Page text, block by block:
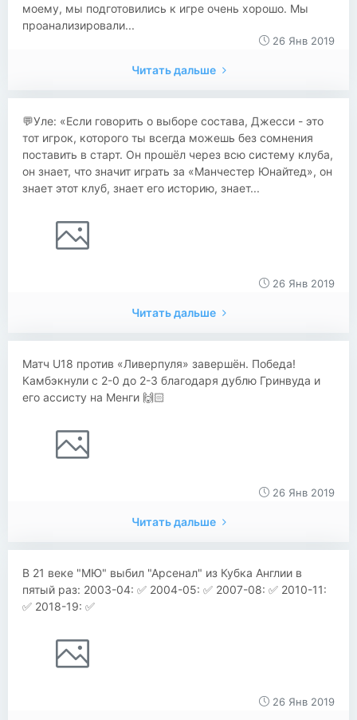
моему, мы подготовились к игре очень хорошо. Мы
проанализировали...
26 Янв 2019
Читать дальше
💬Уле: «Если говорить о выборе состава, Джесси - это
тот игрок, которого ты всегда можешь без сомнения
поставить в старт. Он прошёл через всю систему клуба,
он знает, что значит играть за «Манчестер Юнайтед», он
знает этот клуб, знает его историю, знает...
26 Янв 2019
Читать дальше
Матч U18 против «Ливерпуля» завершён. Победа!
Камбэкнули с 2-0 до 2-3 благодаря дублю Гринвуда и
его ассисту на Менги 🙌🏻
26 Янв 2019
Читать дальше
В 21 веке "МЮ" выбил "Арсенал" из Кубка Англии в
пятый раз: 2003-04: ✅ 2004-05: ✅ 2007-08: ✅ 2010-11:
✅ 2018-19: ✅
26 Янв 2019